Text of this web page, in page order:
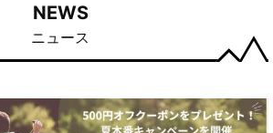
NEWS
ニュース